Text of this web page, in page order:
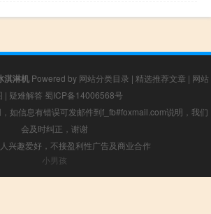
淇淋机 Powered by 网站分类目录 | 精选推荐文章 | 网站
| 疑难解答 蜀ICP备14006568号
如信息有错误可发邮件到f_fb#foxmail.com说明，我们
会及时纠正，谢谢
兴趣爱好，不接盈利性广告及商业合作
小男孩